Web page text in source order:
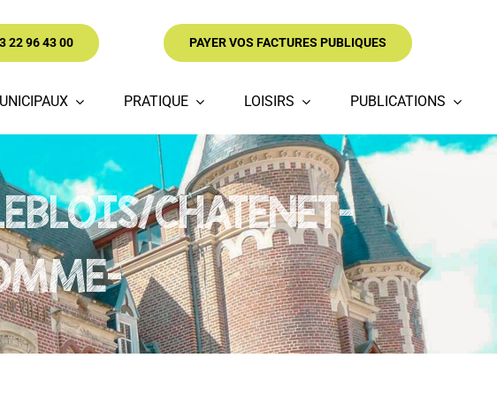
22 96 43 00 PAYER VOS FACTURES PUBLIQUES
PRATIQUE LOISIRS PUBLICATIONS
CHATENET-